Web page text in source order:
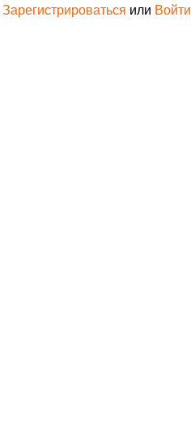
Зарегистрироваться или Войти